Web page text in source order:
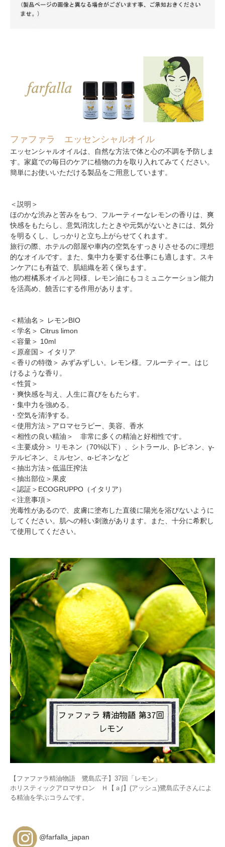
ファファラ エッセンシャルオイル
エッセンシャルオイルは、自然な方法で体と心の不調を予防しま
す。家庭での毎日のケアに植物の力を取り入れてみてください。
簡単にお使いいただける製品をご用意しています。
＜説明＞
ほのかな渋みと苦みをもつ、フルーティーなレモンの香りは、爽
快感をもたらし、意気消沈したときや元気がないときには、気分
を明るくし、しっかりと立ち上がらせてくれます。
旅行の際、ホテルの部屋や車内の空気をすっきりさせるのに理想
的なオイルです。また、集中力を要する仕事にも適します。スキ
ンケアにも有益で、肌組織を若く保ちます。
他の柑橘系オイルと同様、レモン油にもコミュニケーション能力
を活高め、饒舌にする作用があります。
＜精油名＞ レモンBIO
＜学名＞ Citrus limon
＜容量＞ 10ml
＜原産国＞ イタリア
＜香りの特徴＞ みずみずしい。レモン様。フルーティー。はじ
けるような香り。
＜性質＞
・爽快感を与え、人生に喜びをもたらす。
・集中力を強める。
・空気を清浄する。
＜使用方法＞アロマセラピー、美容、香水
＜相性の良い精油＞ 非常に多くの精油と好相性です。
＜主要成分＞ リモネン（70%以下）、シトラール、β-ピネン、γ-
テルピネン、ミルセン、α-ピネンなど
＜抽出方法＞低温圧搾法
＜抽出部位＞果皮
＜認証＞ECOGRUPPO（イタリア）
＜注意事項＞
光毒性があるので、皮膚に塗布した直後に陽光を浴びないように
してください。肌への軽い刺激があります。また、十分に希釈し
て使用してください。
【ファファラ精油物語 鷺島広子】37回「レモン」
ホリスティックアロマサロン Ｈ【ａ∫】(アッシュ)鷺島広子さんによ
る精油を学ぶコラムです。
@farfalla_japan